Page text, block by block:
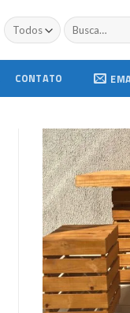
Buscar
por:
CONTATO